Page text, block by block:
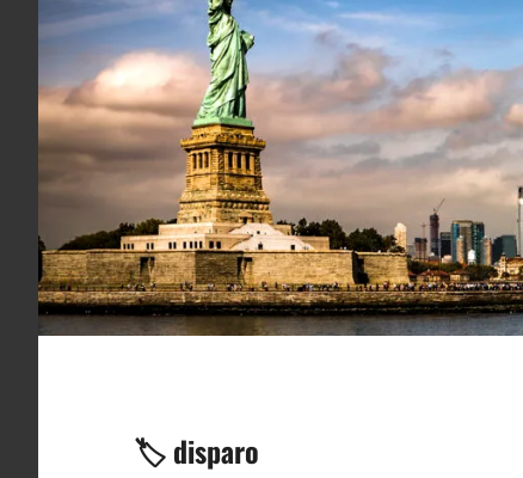
🏷️ disparo